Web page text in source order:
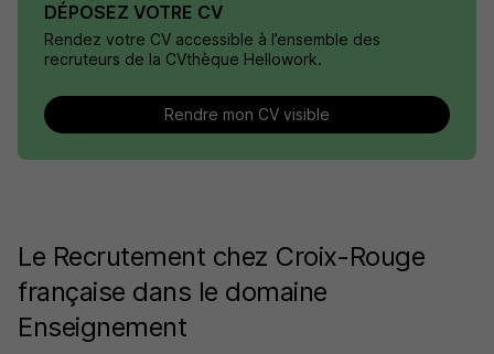
DÉPOSEZ VOTRE CV
Rendez votre CV accessible à l’ensemble des
recruteurs de la CVthèque Hellowork.
Rendre mon CV visible
Le Recrutement chez Croix-Rouge
française dans le domaine
Enseignement